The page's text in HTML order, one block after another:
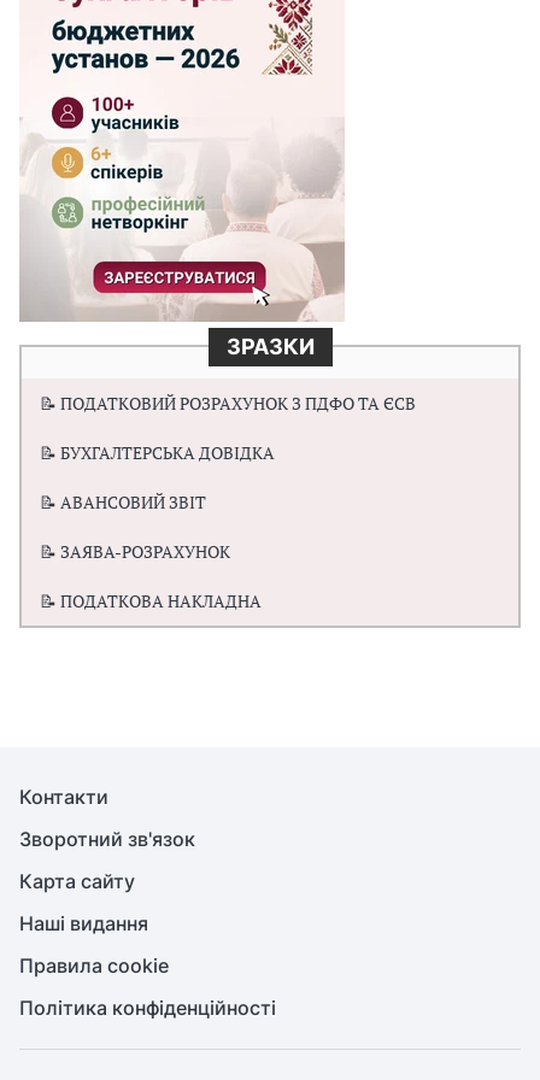
ЗРАЗКИ
📝 ПОДАТКОВИЙ РОЗРАХУНОК З ПДФО ТА ЄСВ
📝 БУХГАЛТЕРСЬКА ДОВІДКА
📝 АВАНСОВИЙ ЗВІТ
📝 ЗАЯВА-РОЗРАХУНОК
📝 ПОДАТКОВА НАКЛАДНА
Контакти
Зворотний зв'язок
Карта сайту
Наші видання
Правила cookie
Політика конфіденційності